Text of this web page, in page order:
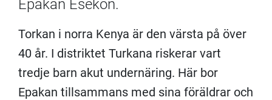
Epakan Esekon.
Torkan i norra Kenya är den värsta på över
40 år. I distriktet Turkana riskerar vart
tredje barn akut undernäring. Här bor
Epakan tillsammans med sina föräldrar och